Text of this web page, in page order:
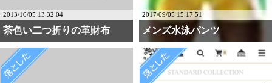
2013/10/05 13:32:04
茶色い二つ折りの革財布
2017/09/05 15:17:51
メンズ水泳パンツ